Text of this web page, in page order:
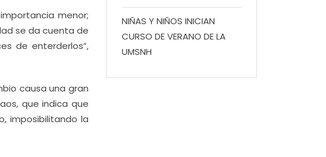
menor;
se da cuenta de
de enterderlos”,
causa una gran
que indica que
imposibilitando la
NIÑAS Y NIÑOS INICIAN
CURSO DE VERANO DE LA
UMSNH